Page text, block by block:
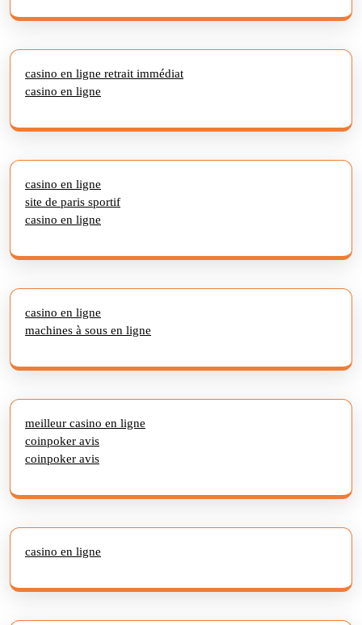
casino en ligne retrait immédiat
casino en ligne
casino en ligne
site de paris sportif
casino en ligne
casino en ligne
machines à sous en ligne
meilleur casino en ligne
coinpoker avis
coinpoker avis
casino en ligne